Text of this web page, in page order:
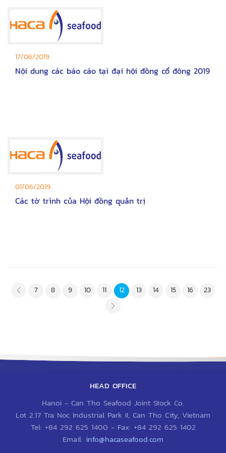
17/06/2019
Nội dung các báo cáo tại đại hội đồng cổ đông 2019
01/06/2019
Các tờ trình của Hội đồng quản trị
7 8 9 10 11 12 13 14 15 16 23
HEAD OFFICE
Hanoi - Can Tho Seafood Joint Stock Co.
Lot 2.17 Tra Noc Industrial Park II, Can Tho City, Vietnam
Tel: +84 292 625 1400 - Fax: +84 292 625 1402
Email: info@hacaseafood.com